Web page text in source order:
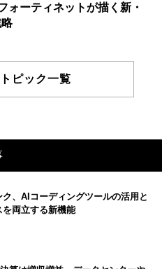
ーティネットが描く新・
ピック一覧
ク、AIコーディングツールの活用と
を両立する新機能